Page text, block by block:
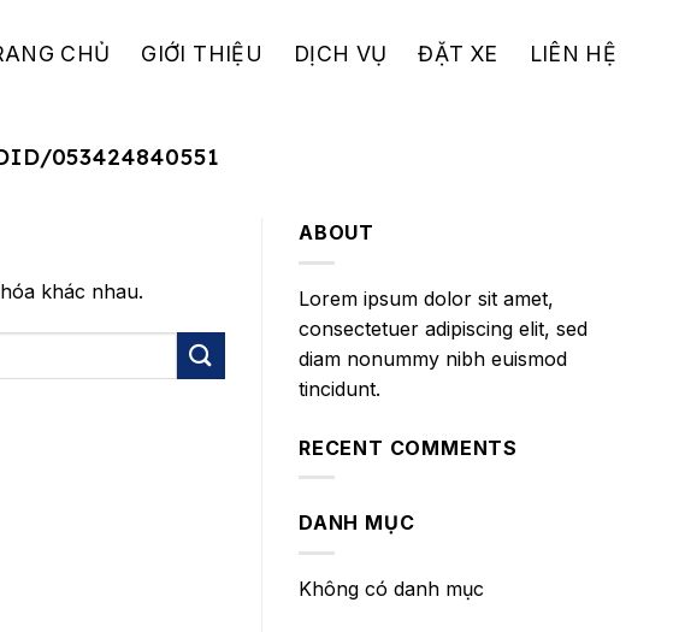
CHỦ GIỚI THIỆU DỊCH VỤ ĐẶT XE LIÊN HỆ
053424840551
khác nhau.
ABOUT
Lorem ipsum dolor sit amet,
consectetuer adipiscing elit, sed
diam nonummy nibh euismod
tincidunt.
RECENT COMMENTS
DANH MỤC
Không có danh mục